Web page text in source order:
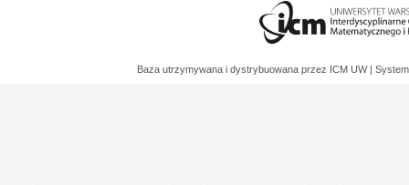
Baza utrzymywana i dystrybuowana przez ICM UW |